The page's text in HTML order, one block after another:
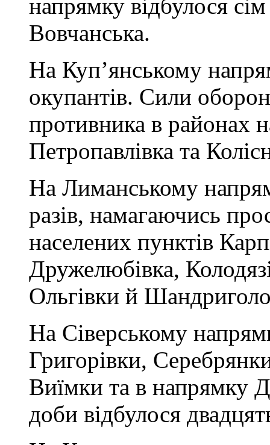
напрямку відбулося
Вовчанська.
На Куп’янському
окупантів. Сили
противника в районах
Петропавлівка та
На Лиманському
разів, намагаючись
населених пунктів
Дружелюбівка,
Ольгівки й
На Сіверському
Григорівки,
Виїмки та в напрямку
доби відбулося